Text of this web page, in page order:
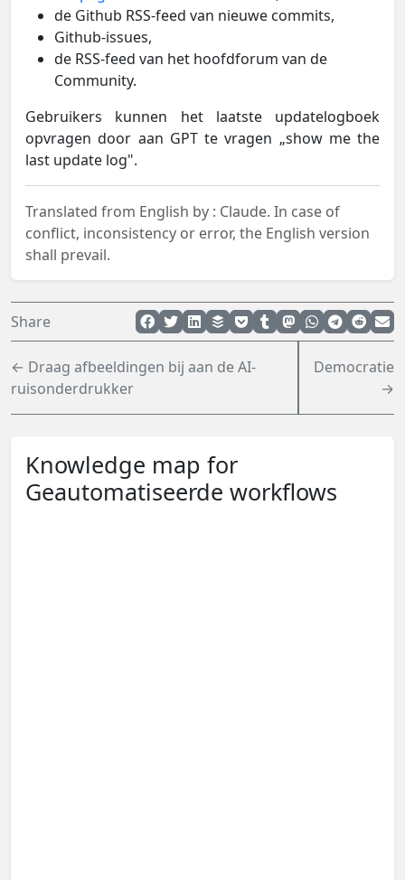
de Github RSS-feed van nieuwe commits,
Github-issues,
de RSS-feed van het hoofdforum van de
Community.
Gebruikers kunnen het laatste updatelogboek
opvragen door aan GPT te vragen „show me the
last update log".
Translated from English by : Claude. In case of
conflict, inconsistency or error, the English version
shall prevail.
Share
← Draag afbeeldingen bij aan de AI-
ruisonderdrukker
Democratie
→
Knowledge map for
Geautomatiseerde workflows